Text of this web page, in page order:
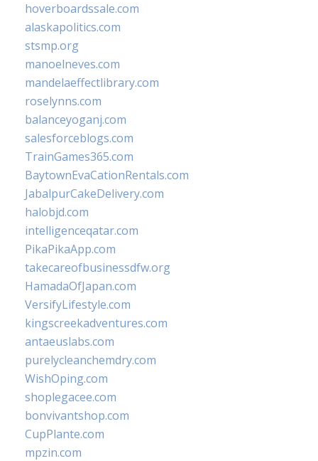
hoverboardssale.com
alaskapolitics.com
stsmp.org
manoelneves.com
mandelaeffectlibrary.com
roselynns.com
balanceyoganj.com
salesforceblogs.com
TrainGames365.com
BaytownEvaCationRentals.com
JabalpurCakeDelivery.com
halobjd.com
intelligenceqatar.com
PikaPikaApp.com
takecareofbusinessdfw.org
HamadaOfJapan.com
VersifyLifestyle.com
kingscreekadventures.com
antaeuslabs.com
purelycleanchemdry.com
WishOping.com
shoplegacee.com
bonvivantshop.com
CupPlante.com
mpzin.com